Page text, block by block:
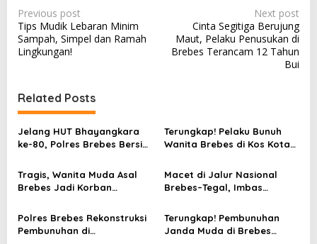
P
o
s
n
a
v
i
g
a
t
i
Previous post
Tips Mudik Lebaran Minim
Sampah, Simpel dan Ramah
Lingkungan!
Next post
Cinta Segitiga Berujung
Maut, Pelaku Penusukan di
Brebes Terancam 12 Tahun
Bui
Related Posts
Jelang HUT Bhayangkara
ke-80, Polres Brebes Bersih-
Bagikan Bansos
Terungkap! Pelaku Bunuh
Wanita Brebes di Kos Kota
Tragis, Wanita Muda Asal
Brebes Jadi Korban
Tegal
Macet di Jalur Nasional
Brebes–Tegal, Imbas
Tonjong
Polres Brebes Rekonstruksi
Pembunuhan di
Terungkap! Pembunuhan
Janda Muda di Brebes